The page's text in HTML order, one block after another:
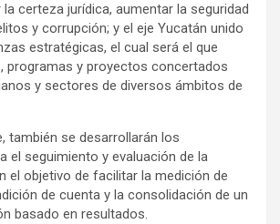
certeza jurídica, aumentar la seguridad
y corrupción; y el eje Yucatán unido
estratégicas, el cual será el que
programas y proyectos concertados
y sectores de diversos ámbitos de
también se desarrollarán los
el seguimiento y evaluación de la
el objetivo de facilitar la medición de
de cuenta y la consolidación de un
basado en resultados.